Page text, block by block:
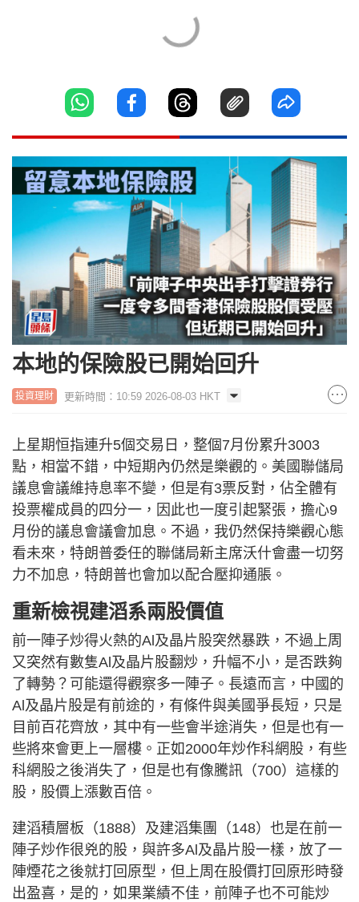
本地的保險股已開始回升
投資理財 更新時間：10:59 2026-08-03 HKT
上星期恒指連升5個交易日，整個7月份累升3003
點，相當不錯，中短期內仍然是樂觀的。美國聯儲局
議息會議維持息率不變，但是有3票反對，佔全體有
投票權成員的四分一，因此也一度引起緊張，擔心9
月份的議息會議會加息。不過，我仍然保持樂觀心態
看未來，特朗普委任的聯儲局新主席沃什會盡一切努
力不加息，特朗普也會加以配合壓抑通脹。
重新檢視建滔系兩股價值
前一陣子炒得火熱的Al及晶片股突然暴跌，不過上周
又突然有數隻Al及晶片股翻炒，升幅不小，是否跌夠
了轉勢？可能還得觀察多一陣子。長遠而言，中國的
Al及晶片股是有前途的，有條件與美國爭長短，只是
目前百花齊放，其中有一些會半途消失，但是也有一
些將來會更上一層樓。正如2000年炒作科網股，有些
科網股之後消失了，但是也有像騰訊（700）這樣的
股，股價上漲數百倍。
建滔積層板（1888）及建滔集團（148）也是在前一
陣子炒作很兇的股，與許多Al及晶片股一樣，放了一
陣煙花之後就打回原型，但上周在股價打回原形時發
出盈喜，是的，如果業績不佳，前陣子也不可能炒